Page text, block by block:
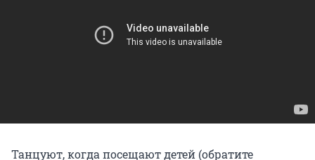
Танцуют, когда посещают детей (обратите